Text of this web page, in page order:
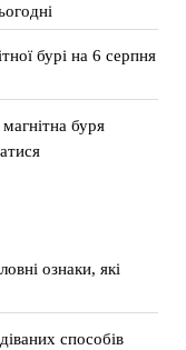
бурі на 6 серпня
буря
ознаки, які
способів